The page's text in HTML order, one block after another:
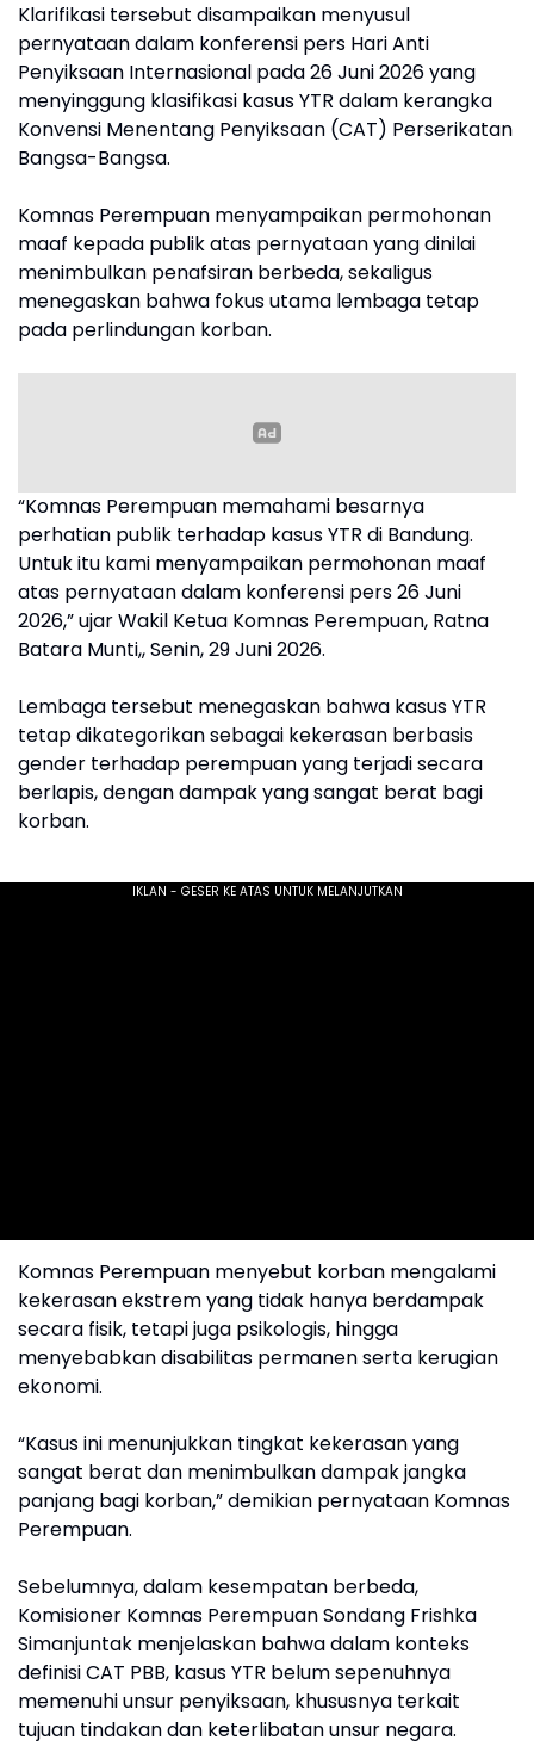
Klarifikasi tersebut disampaikan menyusul
pernyataan dalam konferensi pers Hari Anti
Penyiksaan Internasional pada 26 Juni 2026 yang
menyinggung klasifikasi kasus YTR dalam kerangka
Konvensi Menentang Penyiksaan (CAT) Perserikatan
Bangsa-Bangsa.
Komnas Perempuan menyampaikan permohonan
maaf kepada publik atas pernyataan yang dinilai
menimbulkan penafsiran berbeda, sekaligus
menegaskan bahwa fokus utama lembaga tetap
pada perlindungan korban.
“Komnas Perempuan memahami besarnya
perhatian publik terhadap kasus YTR di Bandung.
Untuk itu kami menyampaikan permohonan maaf
atas pernyataan dalam konferensi pers 26 Juni
2026,” ujar Wakil Ketua Komnas Perempuan, Ratna
Batara Munti,, Senin, 29 Juni 2026.
Lembaga tersebut menegaskan bahwa kasus YTR
tetap dikategorikan sebagai kekerasan berbasis
gender terhadap perempuan yang terjadi secara
berlapis, dengan dampak yang sangat berat bagi
korban.
Komnas Perempuan menyebut korban mengalami
kekerasan ekstrem yang tidak hanya berdampak
secara fisik, tetapi juga psikologis, hingga
menyebabkan disabilitas permanen serta kerugian
ekonomi.
“Kasus ini menunjukkan tingkat kekerasan yang
sangat berat dan menimbulkan dampak jangka
panjang bagi korban,” demikian pernyataan Komnas
Perempuan.
Sebelumnya, dalam kesempatan berbeda,
Komisioner Komnas Perempuan Sondang Frishka
Simanjuntak menjelaskan bahwa dalam konteks
definisi CAT PBB, kasus YTR belum sepenuhnya
memenuhi unsur penyiksaan, khususnya terkait
tujuan tindakan dan keterlibatan unsur negara.